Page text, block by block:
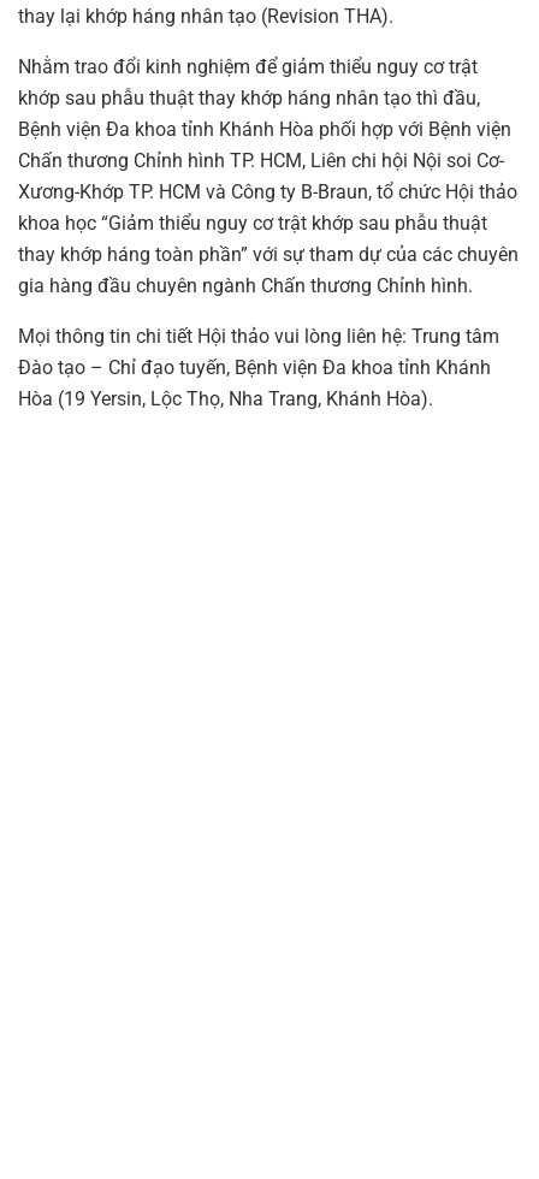
thay lại khớp háng nhân tạo (Revision THA).
Nhằm trao đổi kinh nghiệm để giảm thiểu nguy cơ trật
khớp sau phẫu thuật thay khớp háng nhân tạo thì đầu,
Bệnh viện Đa khoa tỉnh Khánh Hòa phối hợp với Bệnh viện
Chấn thương Chỉnh hình TP. HCM, Liên chi hội Nội soi Cơ-
Xương-Khớp TP. HCM và Công ty B-Braun, tổ chức Hội thảo
khoa học “Giảm thiểu nguy cơ trật khớp sau phẫu thuật
thay khớp háng toàn phần” với sự tham dự của các chuyên
gia hàng đầu chuyên ngành Chấn thương Chỉnh hình.
Mọi thông tin chi tiết Hội thảo vui lòng liên hệ: Trung tâm
Đào tạo – Chỉ đạo tuyến, Bệnh viện Đa khoa tỉnh Khánh
Hòa (19 Yersin, Lộc Thọ, Nha Trang, Khánh Hòa).